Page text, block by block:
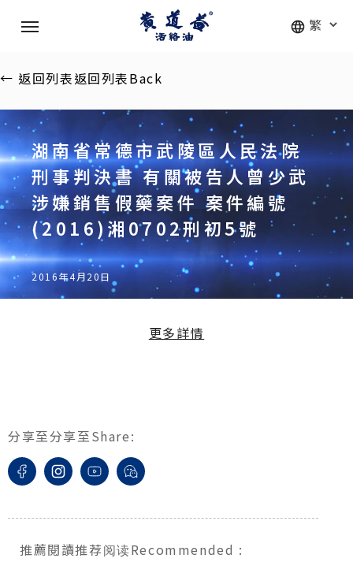
content
Menu
← 返回列表返回列表Back
湖南省常德市武陵區人民法院
刑事判決書 有關被告人曾少武
涉嫌銷售假藥案件 案件編號
(2016)湘0702刑初5號
2016年4月20日
更多詳情
分享至分享至Share:
推薦閱讀推荐阅读Recommended :